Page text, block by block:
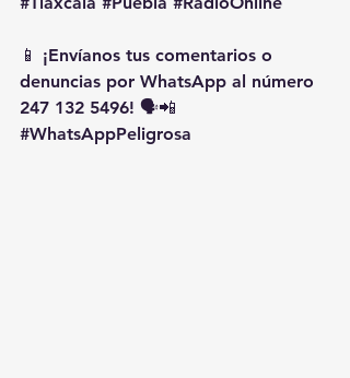
📱 ¡Envíanos tus comentarios o
denuncias por WhatsApp al número
247 132 5496! 🗣️📲
#WhatsAppPeligrosa